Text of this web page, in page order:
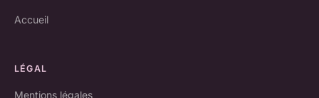
Accueil
LÉGAL
Mentions légales